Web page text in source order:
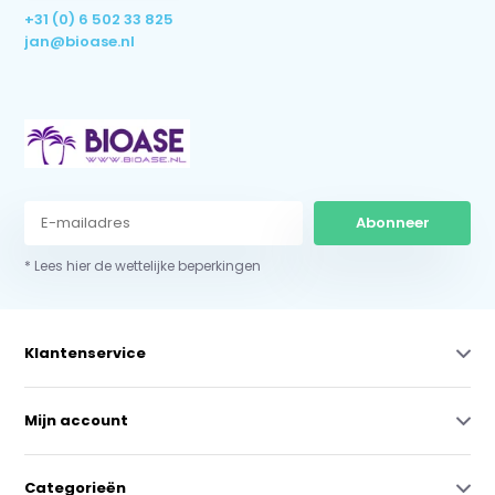
+31 (0) 6 502 33 825
jan@bioase.nl
Abonneer
* Lees hier de wettelijke beperkingen
Klantenservice
Mijn account
Categorieën